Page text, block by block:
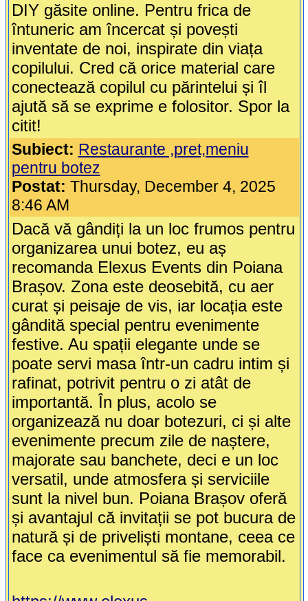
DIY găsite online. Pentru frica de
întuneric am încercat și povești
inventate de noi, inspirate din viața
copilului. Cred că orice material care
conectează copilul cu părintelui și îl
ajută să se exprime e folositor. Spor la
citit!
Subiect: Restaurante ,pret,meniu
pentru botez
Postat: Thursday, December 4, 2025
8:46 AM
Dacă vă gândiți la un loc frumos pentru
organizarea unui botez, eu aș
recomanda Elexus Events din Poiana
Brașov. Zona este deosebită, cu aer
curat și peisaje de vis, iar locația este
gândită special pentru evenimente
festive. Au spații elegante unde se
poate servi masa într-un cadru intim și
rafinat, potrivit pentru o zi atât de
importantă. În plus, acolo se
organizează nu doar botezuri, ci și alte
evenimente precum zile de naștere,
majorate sau banchete, deci e un loc
versatil, unde atmosfera și serviciile
sunt la nivel bun. Poiana Brașov oferă
și avantajul că invitații se pot bucura de
natură și de priveliști montane, ceea ce
face ca evenimentul să fie memorabil.